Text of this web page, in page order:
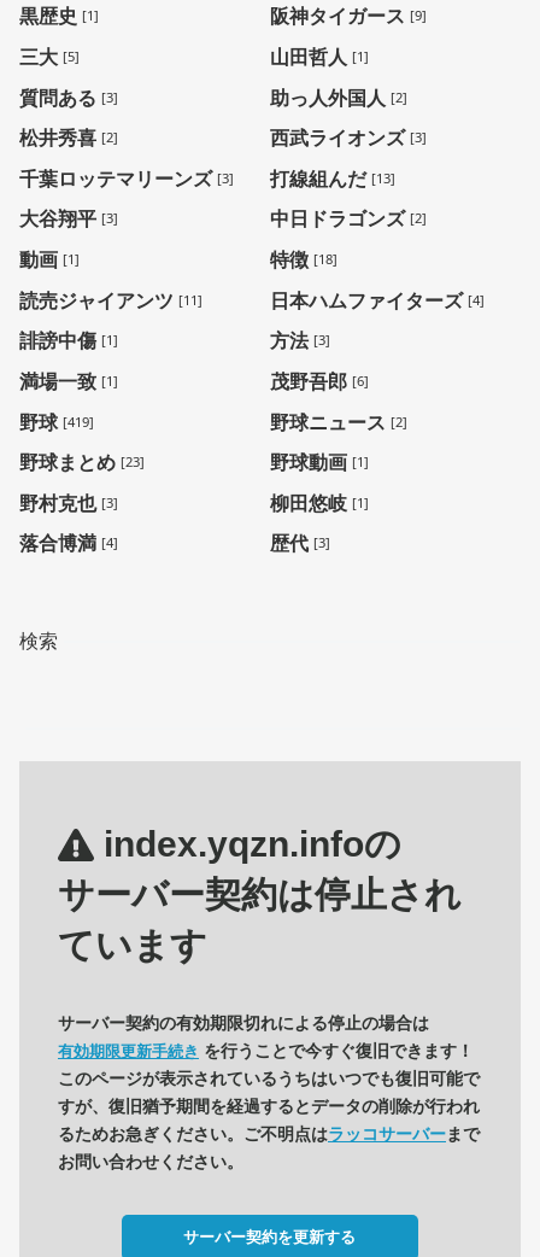
黒歴史 [1] 阪神タイガース [9]
三大 [5] 山田哲人 [1]
質問ある [3] 助っ人外国人 [2]
松井秀喜 [2] 西武ライオンズ [3]
千葉ロッテマリーンズ [3] 打線組んだ [13]
大谷翔平 [3] 中日ドラゴンズ [2]
動画 [1] 特徴 [18]
読売ジャイアンツ [11] 日本ハムファイターズ [4]
誹謗中傷 [1] 方法 [3]
満場一致 [1] 茂野吾郎 [6]
野球 [419] 野球ニュース [2]
野球まとめ [23] 野球動画 [1]
野村克也 [3] 柳田悠岐 [1]
落合博満 [4] 歴代 [3]
検索